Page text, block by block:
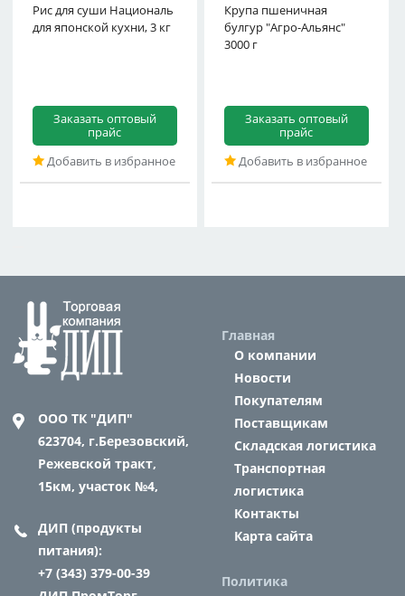
Рис для суши Националь
для японской кухни, 3 кг
Заказать оптовый
прайс
Добавить в избранное
Крупа пшеничная
булгур "Агро-Альянс"
3000 г
Заказать оптовый
прайс
Добавить в избранное
ООО ТК "ДИП"
623704, г.Березовский,
Режевской тракт,
15км, участок №4,
ДИП (продукты
питания):
+7 (343) 379-00-39
Главная
О компании
Новости
Покупателям
Поставщикам
Складская логистика
Транспортная
логистика
Контакты
Карта сайта
Политика